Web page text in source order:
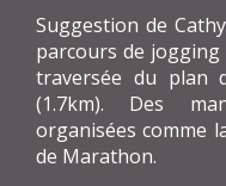
Suggestion de
parcours de
traversée du plan
(1.7km). Des
organisées comme
de Marathon.